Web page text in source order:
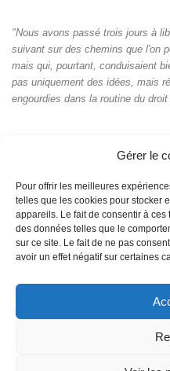
Gérer le
Pour offrir les meilleures
telles que les cookies pour stocker
appareils. Le fait de consentir à
des données telles que le
sur ce site. Le fait de ne pas
avoir un effet négatif sur certaines
"Nous avons passé trois jours à
suivant sur des chemins que l'on
mais qui, pourtant, conduisaient
pas uniquement des idées, mais
engourdies dans la routine du
© Pascal Perrat 2026 - La
Entre2lettres.com sont